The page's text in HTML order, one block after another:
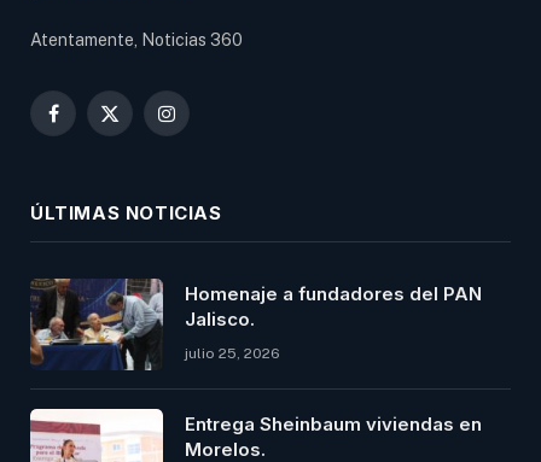
Atentamente, Noticias 360
Facebook
X
Instagram
ÚLTIMAS NOTICIAS
Homenaje a fundadores del PAN
Jalisco.
julio 25, 2026
Entrega Sheinbaum viviendas en
Morelos.